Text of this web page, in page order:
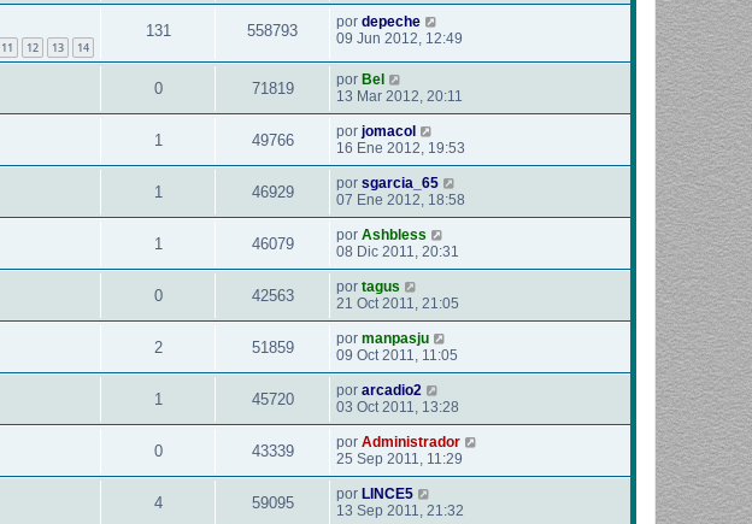
11 12 13 14
131 558793 por depeche
09 Jun 2012, 12:49
0 71819 por Bel
13 Mar 2012, 20:11
1 49766 por jomacol
16 Ene 2012, 19:53
1 46929 por sgarcia_65
07 Ene 2012, 18:58
1 46079 por Ashbless
08 Dic 2011, 20:31
0 42563 por tagus
21 Oct 2011, 21:05
2 51859 por manpasju
09 Oct 2011, 11:05
1 45720 por arcadio2
03 Oct 2011, 13:28
0 43339 por Administrador
25 Sep 2011, 11:29
4 59095 por LINCE5
13 Sep 2011, 21:32